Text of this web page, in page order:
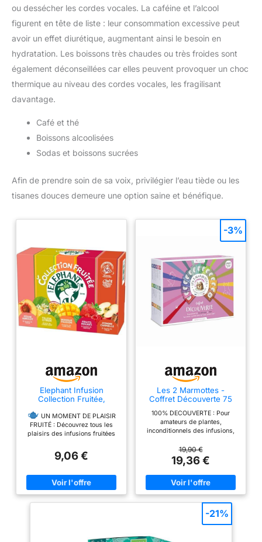
ou dessécher les cordes vocales. La caféine et l’alcool
figurent en tête de liste : leur consommation excessive peut
avoir un effet diurétique, augmentant ainsi le besoin en
hydratation. Les boissons très chaudes ou très froides sont
également déconseillées car elles peuvent provoquer un choc
thermique au niveau des cordes vocales, les fragilisant
davantage.
Café et thé
Boissons alcoolisées
Sodas et boissons sucrées
Afin de prendre soin de sa voix, privilégier l’eau tiède ou les
tisanes douces demeure une option saine et bénéfique.
Elephant Infusion
Collection Fruitée,
50 Sachets
UN MOMENT DE PLAISIR
FRUITÉ : Découvrez tous les
plaisirs des infusions fruitées
d'origine naturelle grâce à
l'assortiment de 50 sachets
coffret de 5 tisanes
aromatisées. Le sachet Pyramid
laisse tous les ingrédients
exprimer généreusement leurs
9,06 €
Les 2 Marmottes -
Coffret Découverte 75
Thés
100% DECOUVERTE : Pour
amateurs de plantes,
inconditionnels des infusions,
l'affût de nouvelles découvertes
gustatives. Avec cet assortiment
de 12 infusions et 3 thés, vous
êtes sûrs de ne pas vous
planter ! Nos maîtres infuseurs
ont mêlé grands classiques et
recettes maison pour
surprendre votre palais ! Rien
que des plantes et jamais
d'arômes ajoutés
ASSORTIMENT 75 SACHETS :
19,90 €
19,36 €
-3%
-21%